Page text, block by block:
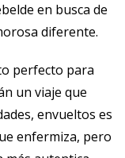
en busca de
diferente.
perfecto para
un viaje que
envueltos es
enfermiza, pero